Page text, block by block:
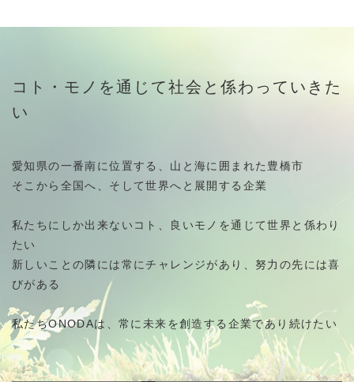
コト・モノを通じて社会と係わっていきた
い
愛知県の一番南に位置する、山と海に囲まれた豊橋市
そこから全国へ、そして世界へと展開する企業
私たちにしか出来ないコト、良いモノを通じて世界と係わり
たい
新しいことの隣には常にチャレンジがあり、努力の先には喜
びがある
私たちONODAは、常に未来を創造する企業であり続けたい